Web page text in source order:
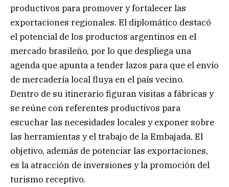
productivos para promover y fortalecer las
exportaciones regionales. El diplomático destacó
el potencial de los productos argentinos en el
mercado brasileño, por lo que despliega una
agenda que apunta a tender lazos para que el envío
de mercadería local fluya en el país vecino.
Dentro de su itinerario figuran visitas a fábricas y
se reúne con referentes productivos para
escuchar las necesidades locales y exponer sobre
las herramientas y el trabajo de la Embajada. El
objetivo, además de potenciar las exportaciones,
es la atracción de inversiones y la promoción del
turismo receptivo.